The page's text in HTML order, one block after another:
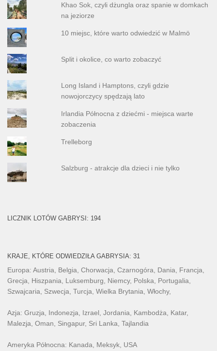
Khao Sok, czyli dżungla oraz spanie w domkach
na jeziorze
10 miejsc, które warto odwiedzić w Malmö
Split i okolice, co warto zobaczyć
Long Island i Hamptons, czyli gdzie
nowojorczycy spędzają lato
Irlandia Północna z dziećmi - miejsca warte
zobaczenia
Trelleborg
Salzburg - atrakcje dla dzieci i nie tylko
LICZNIK LOTÓW GABRYSI: 194
KRAJE, KTÓRE ODWIEDZIŁA GABRYSIA: 31
Europa: Austria, Belgia, Chorwacja, Czarnogóra, Dania, Francja,
Grecja, Hiszpania, Luksemburg, Niemcy, Polska, Portugalia,
Szwajcaria, Szwecja, Turcja, Wielka Brytania, Włochy,
Azja: Gruzja, Indonezja, Izrael, Jordania, Kambodża, Katar,
Malezja, Oman, Singapur, Sri Lanka, Tajlandia
Ameryka Północna: Kanada, Meksyk, USA